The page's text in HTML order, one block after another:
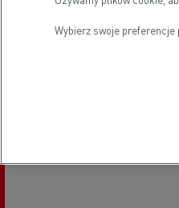
Lokalizacja
Wybierz swoje preferencje